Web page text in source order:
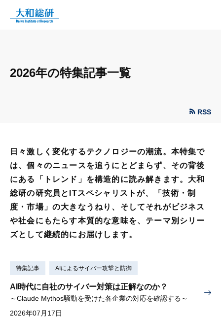
2026年の特集記事一覧
RSS
日々激しく変化するテクノロジーの潮流。本特集で
は、個々のニュースを追うにとどまらず、その背後
にある「トレンド」を構造的に読み解きます。大和
総研の研究員とITスペシャリストが、「技術・制
度・市場」の大きなうねり、そしてそれがビジネス
や社会にもたらす本質的な意味を、テーマ別シリー
ズとして継続的にお届けします。
特集記事 AIによるサイバー攻撃と防御
AI時代に自社のサイバー対策は正解なのか？
～Claude Mythos騒動を受けた各企業の対応を確認する～
2026年07月17日